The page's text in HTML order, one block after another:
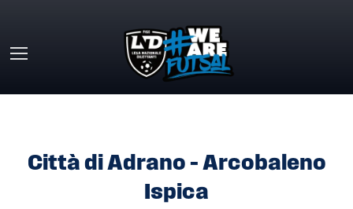
Città di Adrano – Arcobaleno
Ispica